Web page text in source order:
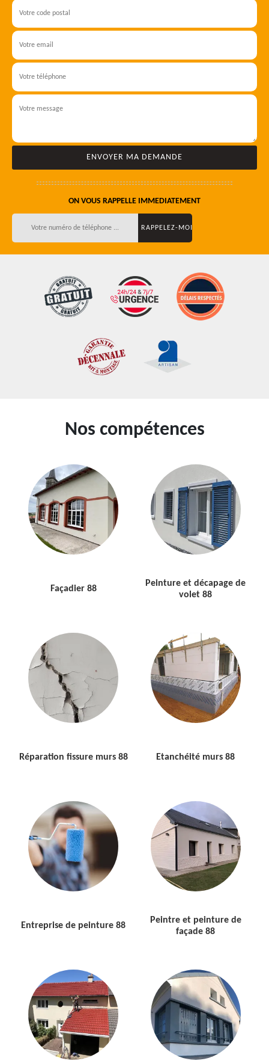
ON VOUS RAPPELLE IMMEDIATEMENT
Nos compétences
Façadier 88
Peinture et décapage de
volet 88
Réparation fissure murs 88 Etanchéité murs 88
Entreprise de peinture 88
Peintre et peinture de
façade 88